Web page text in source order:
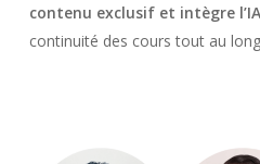
contenu exclusif et intègre l’IA
continuité des cours tout au